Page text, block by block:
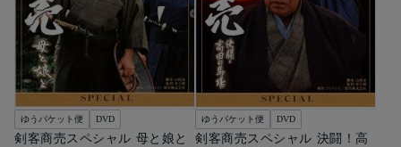
ゆうパケット便 DVD
剣客商売スペシャル 母と娘と
ゆうパケット便 DVD
剣客商売スペシャル 決闘！高